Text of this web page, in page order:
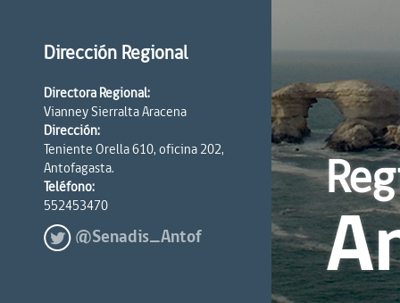
Dirección Regional
Directora Regional:
Vianney Sierralta Aracena
Dirección:
Teniente Orella 610, oficina 202,
Antofagasta.
Teléfono:
552453470
@Senadis_Antof